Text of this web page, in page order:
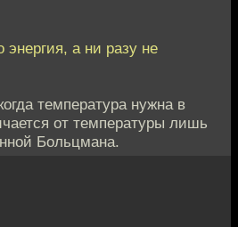
энергия, а ни разу не
температура нужна в
от температуры лишь
Больцмана.